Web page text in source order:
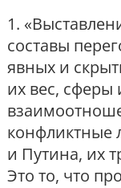
1.
составы
явных и
их вес, сферы
конфликтные
и Путина, их
Это то, что